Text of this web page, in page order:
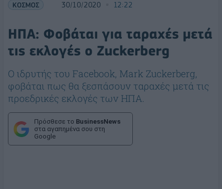
ΚΟΣΜΟΣ 30/10/2020 12:22
ΗΠΑ: Φοβάται για ταραχές μετά
τις εκλογές ο Zuckerberg
Ο ιδρυτής του Facebook, Mark Zuckerberg,
φοβάται πως θα ξεσπάσουν ταραχές μετά τις
προεδρικές εκλογές των ΗΠΑ.
Πρόσθεσε το BusinessNews
στα αγαπημένα σου στη
Google